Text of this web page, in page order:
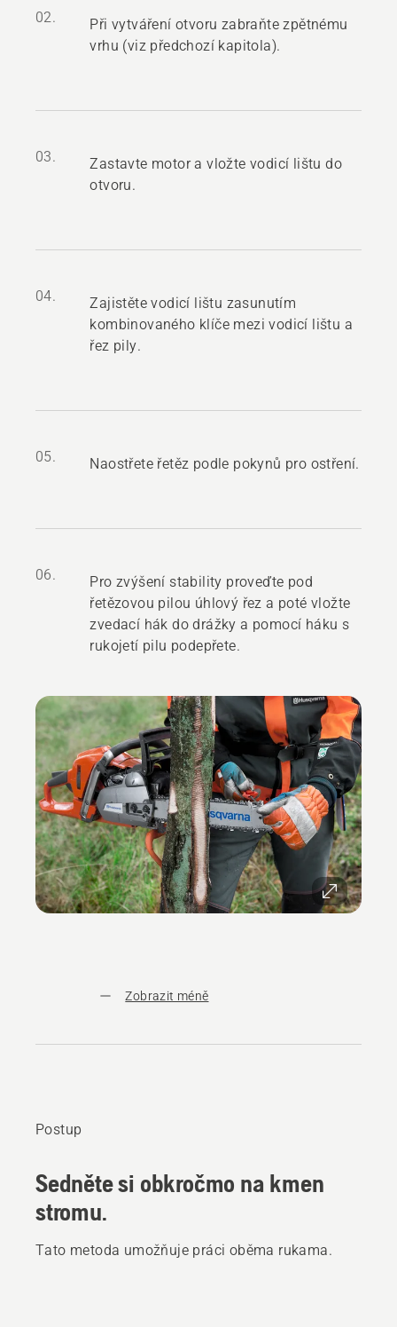
02.
Při vytváření otvoru zabraňte zpětnému
vrhu (viz předchozí kapitola).
03.
Zastavte motor a vložte vodicí lištu do
otvoru.
04.
Zajistěte vodicí lištu zasunutím
kombinovaného klíče mezi vodicí lištu a
řez pily.
05. Naostřete řetěz podle pokynů pro ostření.
06.
Pro zvýšení stability proveďte pod
řetězovou pilou úhlový řez a poté vložte
zvedací hák do drážky a pomocí háku s
rukojetí pilu podepřete.
Zobrazit méně
Postup
Sedněte si obkročmo na kmen
stromu.
Tato metoda umožňuje práci oběma rukama.